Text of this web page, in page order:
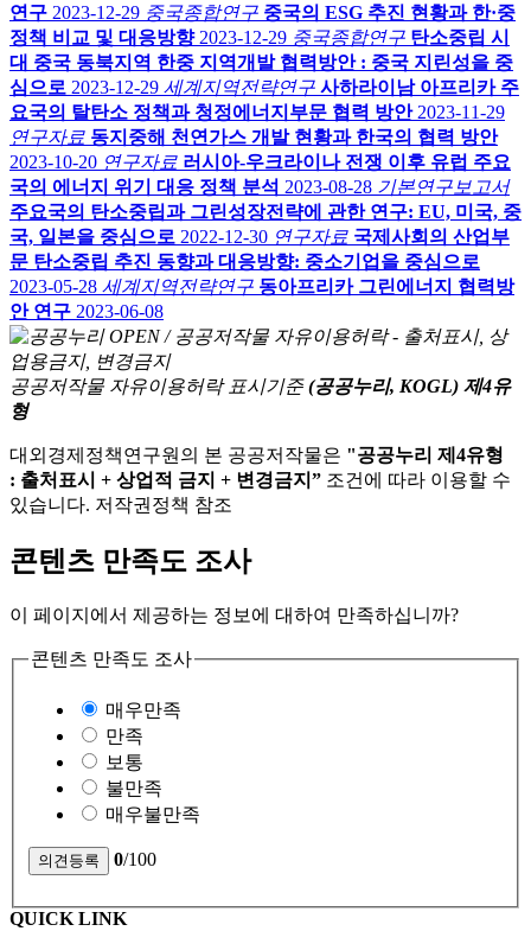
연구 2023-12-29 중국종합연구 중국의 ESG 추진 현황과 한·중
정책 비교 및 대응방향 2023-12-29 중국종합연구 탄소중립 시
대 중국 동북지역 한중 지역개발 협력방안 : 중국 지린성을 중
심으로 2023-12-29 세계지역전략연구 사하라이남 아프리카 주
요국의 탈탄소 정책과 청정에너지부문 협력 방안 2023-11-29
연구자료 동지중해 천연가스 개발 현황과 한국의 협력 방안
2023-10-20 연구자료 러시아-우크라이나 전쟁 이후 유럽 주요
국의 에너지 위기 대응 정책 분석 2023-08-28 기본연구보고서
주요국의 탄소중립과 그린성장전략에 관한 연구: EU, 미국, 중
국, 일본을 중심으로 2022-12-30 연구자료 국제사회의 산업부
문 탄소중립 추진 동향과 대응방향: 중소기업을 중심으로
2023-05-28 세계지역전략연구 동아프리카 그린에너지 협력방
안 연구 2023-06-08
공공저작물 자유이용허락 표시기준 (공공누리, KOGL) 제4유
형
대외경제정책연구원의 본 공공저작물은 "공공누리 제4유형
: 출처표시 + 상업적 금지 + 변경금지” 조건에 따라 이용할 수
있습니다. 저작권정책 참조
콘텐츠 만족도 조사
이 페이지에서 제공하는 정보에 대하여 만족하십니까?
콘텐츠 만족도 조사
매우만족
만족
보통
불만족
매우불만족
0/100
QUICK LINK